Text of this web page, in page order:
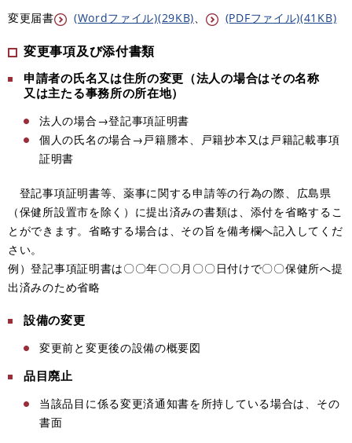
変更届書 (Wordファイル)(29KB)、 (PDFファイル)(41KB)
変更事項及び添付書類
申請者の氏名又は住所の変更（法人の場合はその名称
又は主たる事務所の所在地）
法人の場合→登記事項証明書
個人の氏名の場合→戸籍謄本、戸籍抄本又は戸籍記載事項
証明書
登記事項証明書等、薬事に関する申請等の行為の際、広島県
（保健所設置市を除く）に提出済みの書類は、添付を省略するこ
とができます。省略する場合は、その旨を備考欄へ記入してくだ
さい。
例）登記事項証明書は〇〇年〇〇月〇〇日付けで〇〇保健所へ提
出済みのため省略
設備の変更
変更前と変更後の設備の概要図
品目廃止
当該品目に係る変更済通知書を所持している場合は、​ その
書面